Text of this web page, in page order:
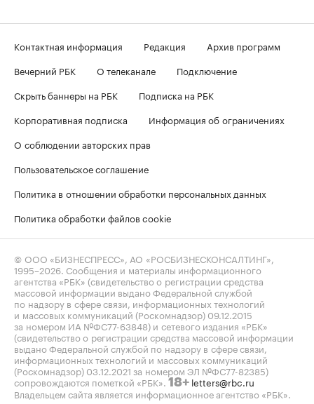
Контактная информация Редакция
Архив программ
Вечерний РБК
О телеканале
Подключение
Скрыть баннеры на РБК
Подписка на РБК
Корпоративная подписка
Информация об ограничениях
О соблюдении авторских прав
Пользовательское соглашение
Политика в отношении обработки персональных данных
Политика обработки файлов cookie
© ООО «БИЗНЕСПРЕСС», АО «РОСБИЗНЕСКОНСАЛТИНГ»,
1995–2026 . Сообщения и материалы информационного
агентства «РБК» (свидетельство о регистрации средства
массовой информации выдано Федеральной службой
по надзору в сфере связи, информационных технологий
и массовых коммуникаций (Роскомнадзор) 09.12.2015
за номером ИА №ФС77-63848) и сетевого издания «РБК»
(свидетельство о регистрации средства массовой информации
выдано Федеральной службой по надзору в сфере связи,
информационных технологий и массовых коммуникаций
(Роскомнадзор) 03.12.2021 за номером ЭЛ №ФС77-82385)
сопровождаются пометкой «РБК». 18+ letters@rbc.ru
Владельцем сайта является информационное агентство «РБК».